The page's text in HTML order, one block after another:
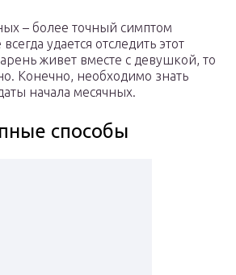
– более точный симптом
удается отследить этот
живет вместе с девушкой, то
Конечно, необходимо знать
начала месячных.
способы